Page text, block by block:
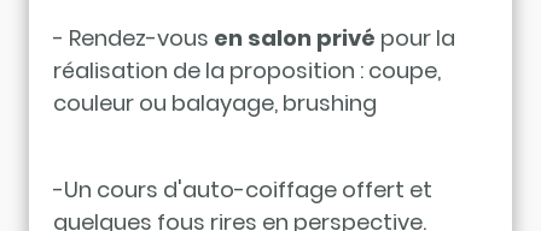
- Rendez-vous en salon privé pour la
réalisation de la proposition : coupe,
couleur ou balayage, brushing
-Un cours d'auto-coiffage offert et
quelques fous rires en perspective.